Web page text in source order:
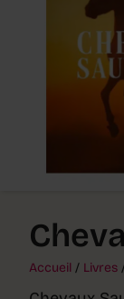
Accueil / Livres